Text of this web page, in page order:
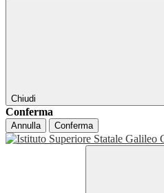
Chiudi
Conferma
Annulla Conferma